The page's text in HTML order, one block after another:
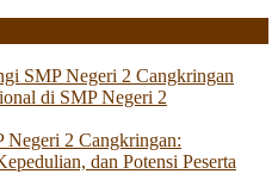
SMP Negeri 2 Cangkringan
di SMP Negeri 2
2 Cangkringan:
dan Potensi Peserta